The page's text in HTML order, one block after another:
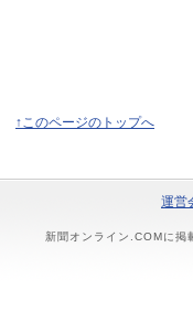
↑このページのトップへ
運営
新聞オンライン.COMに掲